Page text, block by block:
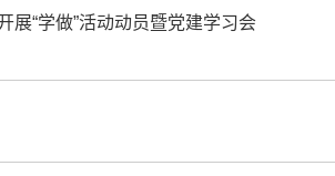
展“学做”活动动员暨党建学习会